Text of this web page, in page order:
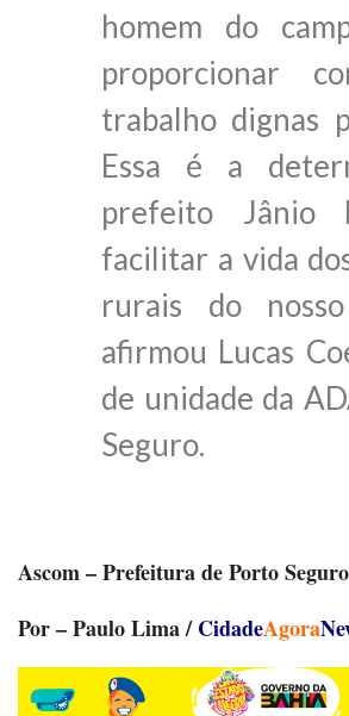
homem do
proporcionar
trabalho dignas
Essa é a
prefeito Jânio
facilitar a vida
rurais do nosso
afirmou Lucas
de unidade da
Seguro.
Ascom – Prefeitura de Porto Seguro
Por – Paulo Lima /CidadeAgora